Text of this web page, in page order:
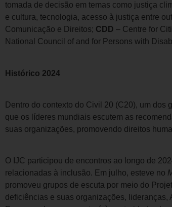
tomada de decisão em temas como justiça
e cultura, tecnologia, acesso à justiça entre
Comunicação e Direitos; CDD – Centre for
National Council of and for Persons with
Histórico 2024
Dentro do contexto do Civil 20 (C20), um dos
que os líderes mundiais escutem as
suas organizações, promovendo direitos
O IJC participou de encontros ao longo de
relacionadas à inclusão. Em julho, esteve no
promoveu grupos de escuta por meio do
deficiências e suas organizações,